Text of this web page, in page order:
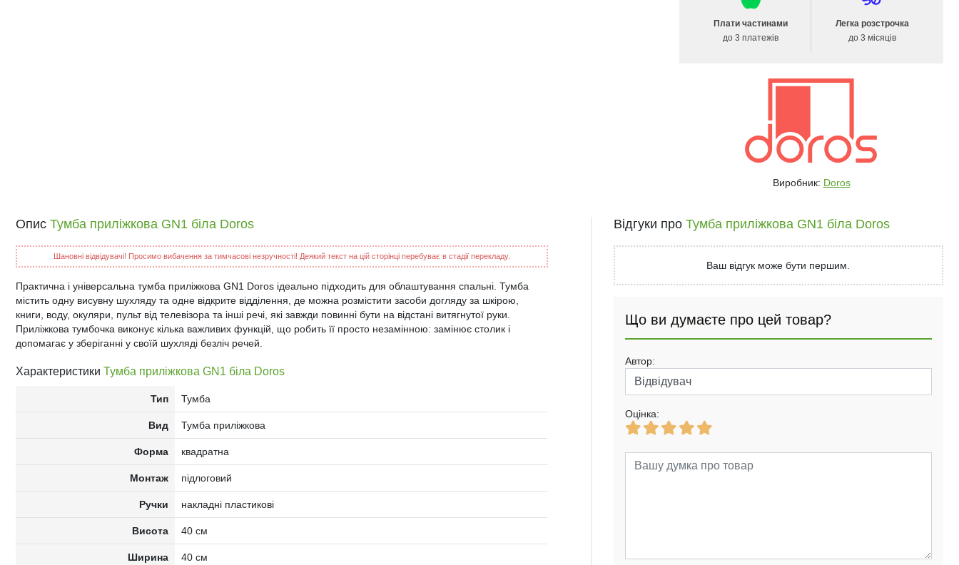
Плати частинами
до 3 платежів
Легка розстрочка
до 3 місяців
Виробник: Doros
Опис Тумба приліжкова GN1 біла Doros
Шановні відвідувачі! Просимо вибачення за тимчасові незручності! Деякий текст на цій сторінці перебуває в стадії перекладу.
Практична і універсальна тумба приліжкова GN1 Doros ідеально підходить для облаштування спальні. Тумба
містить одну висувну шухляду та одне відкрите відділення, де можна розмістити засоби догляду за шкірою,
книги, воду, окуляри, пульт від телевізора та інші речі, які завжди повинні бути на відстані витягнутої руки.
Приліжкова тумбочка виконує кілька важливих функцій, що робить її просто незамінною: замінює столик і
допомагає у зберіганні у своїй шухляді безліч речей.
Характеристики Тумба приліжкова GN1 біла Doros
Тип Тумба
Вид Тумба приліжкова
Форма квадратна
Монтаж підлоговий
Ручки накладні пластикові
Висота 40 см
Ширина 40 см
Відгуки про Тумба приліжкова GN1 біла Doros
Ваш відгук може бути першим.
Що ви думаєте про цей товар?
Автор:
Оцінка: